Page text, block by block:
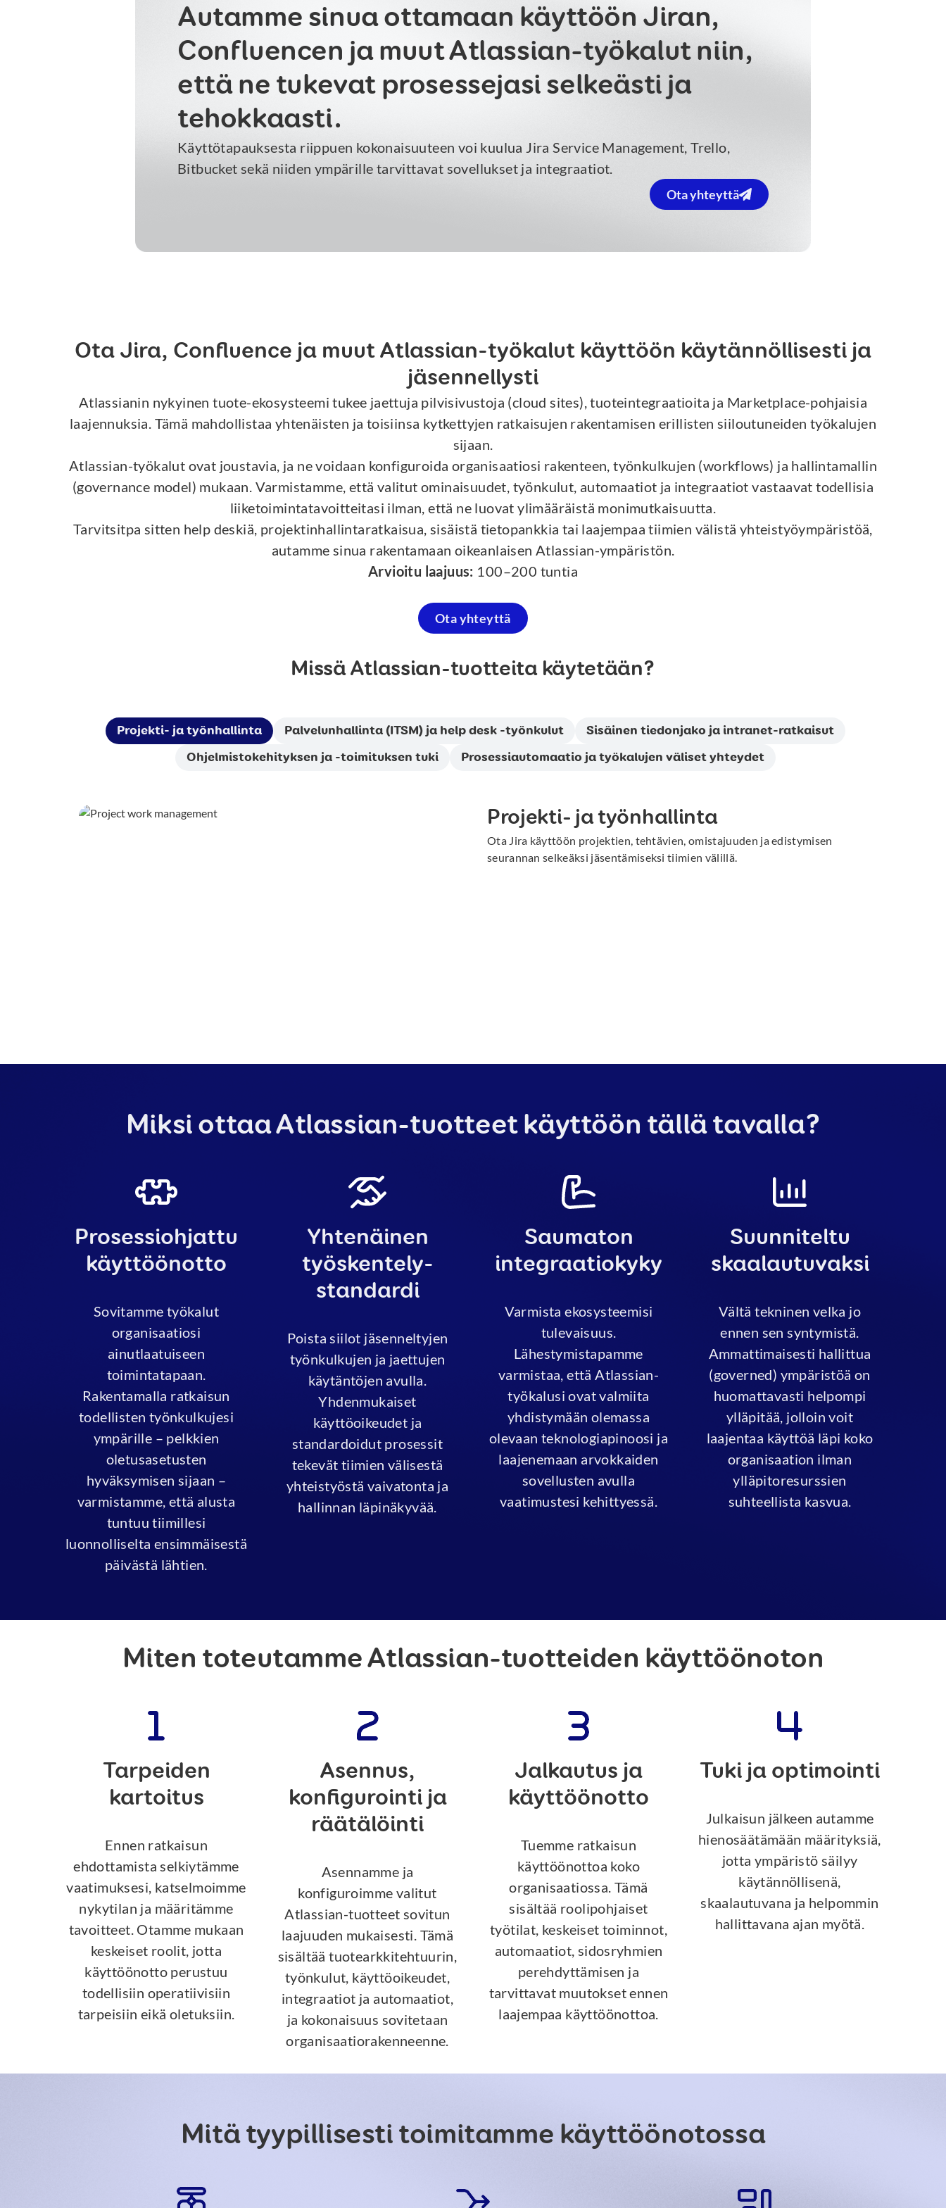
Autamme sinua ottamaan käyttöön Jiran,
Confluencen ja muut Atlassian-työkalut niin,
että ne tukevat prosessejasi selkeästi ja
tehokkaasti.
Käyttötapauksesta riippuen kokonaisuuteen voi kuulua Jira Service Management, Trello,
Bitbucket sekä niiden ympärille tarvittavat sovellukset ja integraatiot.
Ota yhteyttä
Ota Jira, Confluence ja muut Atlassian-työkalut käyttöön käytännöllisesti ja
jäsennellysti
Atlassianin nykyinen tuote-ekosysteemi tukee jaettuja pilvisivustoja (cloud sites), tuoteintegraatioita ja Marketplace-pohjaisia
laajennuksia. Tämä mahdollistaa yhtenäisten ja toisiinsa kytkettyjen ratkaisujen rakentamisen erillisten siiloutuneiden työkalujen
sijaan.
Atlassian-työkalut ovat joustavia, ja ne voidaan konfiguroida organisaatiosi rakenteen, työnkulkujen (workflows) ja hallintamallin
(governance model) mukaan. Varmistamme, että valitut ominaisuudet, työnkulut, automaatiot ja integraatiot vastaavat todellisia
liiketoimintatavoitteitasi ilman, että ne luovat ylimääräistä monimutkaisuutta.
Tarvitsitpa sitten help deskiä, projektinhallintaratkaisua, sisäistä tietopankkia tai laajempaa tiimien välistä yhteistyöympäristöä,
autamme sinua rakentamaan oikeanlaisen Atlassian-ympäristön.
Arvioitu laajuus: 100–200 tuntia
Ota yhteyttä
Missä Atlassian-tuotteita käytetään?
Projekti- ja työnhallinta Palvelunhallinta (ITSM) ja help desk -työnkulut Sisäinen tiedonjako ja intranet-ratkaisut
Ohjelmistokehityksen ja -toimituksen tuki Prosessiautomaatio ja työkalujen väliset yhteydet
Projekti- ja työnhallinta
Ota Jira käyttöön projektien, tehtävien, omistajuuden ja edistymisen
seurannan selkeäksi jäsentämiseksi tiimien välillä.
Miksi ottaa Atlassian-tuotteet käyttöön tällä tavalla?
Prosessiohjattu
käyttöönotto
Sovitamme työkalut
organisaatiosi
ainutlaatuiseen
toimintatapaan.
Rakentamalla ratkaisun
todellisten työnkulkujesi
ympärille – pelkkien
oletusasetusten
hyväksymisen sijaan –
varmistamme, että alusta
tuntuu tiimillesi
luonnolliselta ensimmäisestä
päivästä lähtien.
Yhtenäinen
työskentely-
standardi
Poista siilot jäsenneltyjen
työnkulkujen ja jaettujen
käytäntöjen avulla.
Yhdenmukaiset
käyttöoikeudet ja
standardoidut prosessit
tekevät tiimien välisestä
yhteistyöstä vaivatonta ja
hallinnan läpinäkyvää.
Saumaton
integraatiokyky
Varmista ekosysteemisi
tulevaisuus.
Lähestymistapamme
varmistaa, että Atlassian-
työkalusi ovat valmiita
yhdistymään olemassa
olevaan teknologiapinoosi ja
laajenemaan arvokkaiden
sovellusten avulla
vaatimustesi kehittyessä.
Suunniteltu
skaalautuvaksi
Vältä tekninen velka jo
ennen sen syntymistä.
Ammattimaisesti hallittua
(governed) ympäristöä on
huomattavasti helpompi
ylläpitää, jolloin voit
laajentaa käyttöä läpi koko
organisaation ilman
ylläpitoresurssien
suhteellista kasvua.
Miten toteutamme Atlassian-tuotteiden käyttöönoton
Tarpeiden
kartoitus
Ennen ratkaisun
ehdottamista selkiytämme
vaatimuksesi, katselmoimme
nykytilan ja määritämme
tavoitteet. Otamme mukaan
keskeiset roolit, jotta
käyttöönotto perustuu
todellisiin operatiivisiin
tarpeisiin eikä oletuksiin.
Asennus,
konfigurointi ja
räätälöinti
Asennamme ja
konfiguroimme valitut
Atlassian-tuotteet sovitun
laajuuden mukaisesti. Tämä
sisältää tuotearkkitehtuurin,
työnkulut, käyttöoikeudet,
integraatiot ja automaatiot,
ja kokonaisuus sovitetaan
organisaatiorakenneenne.
Jalkautus ja
käyttöönotto
Tuemme ratkaisun
käyttöönottoa koko
organisaatiossa. Tämä
sisältää roolipohjaiset
työtilat, keskeiset toiminnot,
automaatiot, sidosryhmien
perehdyttämisen ja
tarvittavat muutokset ennen
laajempaa käyttöönottoa.
Tuki ja optimointi
Julkaisun jälkeen autamme
hienosäätämään määrityksiä,
jotta ympäristö säilyy
käytännöllisenä,
skaalautuvana ja helpommin
hallittavana ajan myötä.
Mitä tyypillisesti toimitamme käyttöönotossa